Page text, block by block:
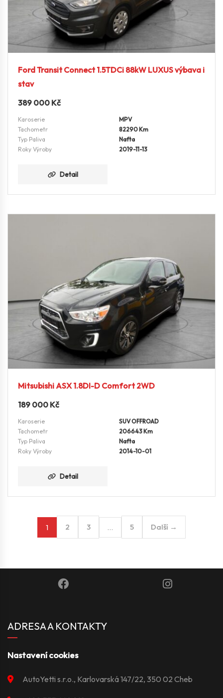
Ford Transit Connect 1.5TDCi 88kW LUXUS výbava i
stav
389 000 Kč
Karoserie
MPV
Tachometr
82290 Km
Typ Paliva
Nafta
Roky Výroby
2019-11-13
Detail
Mitsubishi ASX 1.8DI-D Comfort 2WD
189 000 Kč
Karoserie
SUV OFFROAD
Tachometr
206643 Km
Typ Paliva
Nafta
Roky Výroby
2014-10-01
Detail
1 2 3 … 5 Další →
ADRESA A KONTAKTY
Nastavení cookies
AutoYetti s.r.o., Karlovarská 147/22, 350 02 Cheb